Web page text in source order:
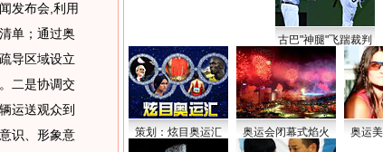
发布会,利用
单；通过奥
导区域设立
二是协调交
运送观众到
识、形象意
古巴"神腿"飞踹裁判
策划：炫目奥运汇 奥运会闭幕式焰火 奥运